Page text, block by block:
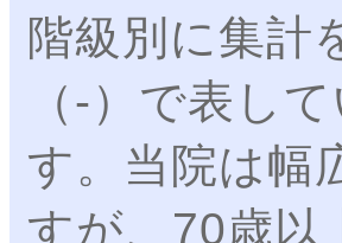
階級別に集計
（-）で表し
す。当院は幅
すが、70歳以